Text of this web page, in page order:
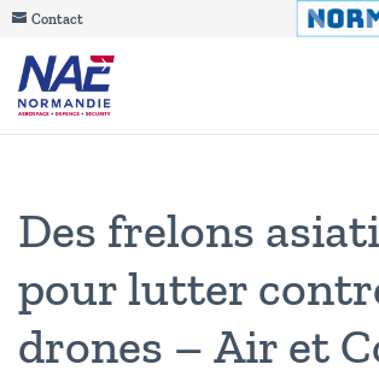
Contact
Des frelons
pour lutter
drones – Air et